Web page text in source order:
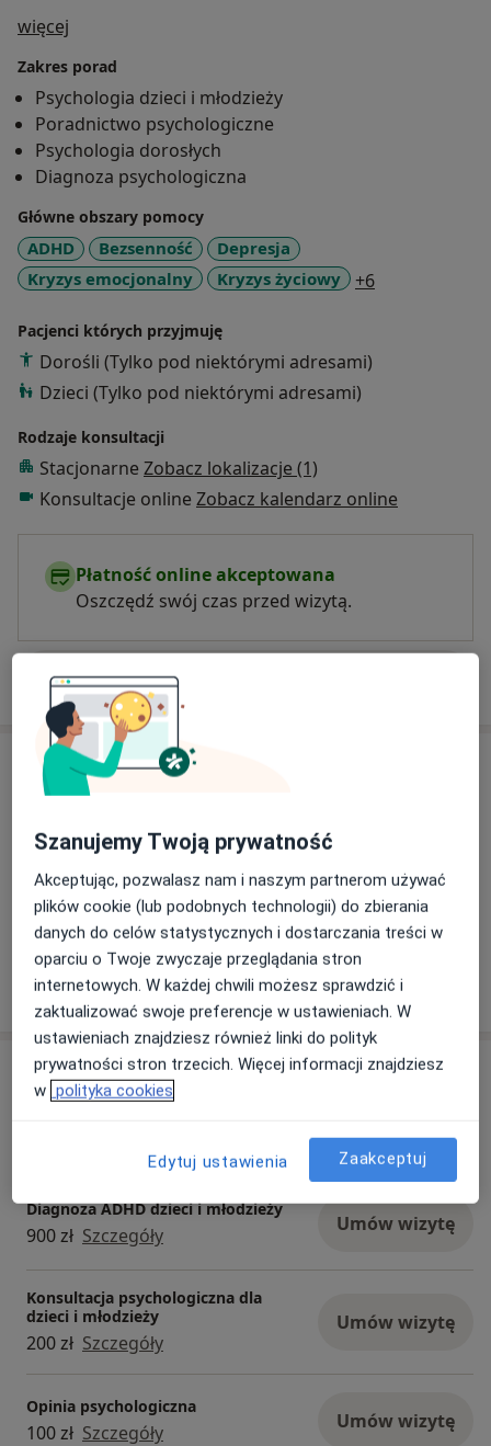
więcej
Zakres porad
Psychologia dzieci i młodzieży
Poradnictwo psychologiczne
Psychologia dorosłych
Diagnoza psychologiczna
Główne obszary pomocy
ADHD Bezsenność
Depresja
Kryzys emocjonalny
Kryzys życiowy +6
Pacjenci których przyjmuję
Dorośli (Tylko pod niektórymi adresami)
Dzieci (Tylko pod niektórymi adresami)
Rodzaje konsultacji
Stacjonarne Zobacz lokalizacje (1)
Konsultacje online Zobacz kalendarz online
Płatność online akceptowana
Oszczędź swój czas przed wizytą.
Aktualności
mgr Marlena Milak-Cisek
Romana Horoszkiewicza 6 (Błękitna Wstęga)
gabinet B110, 45-301 Opole
Na pierwszą wizytę dotyczącą dziecka lub
nastolatka zapraszam wyłącznie
rodziców/opiekunów dziecka.
09/09/2025
Usługi i ceny
Umów wizytę
Diagnoza ADHD dzieci i młodzieży
900 zł Szczegóły Umów wizytę
Konsultacja psychologiczna dla
dzieci i młodzieży
200 zł Szczegóły
Umów wizytę
Opinia psychologiczna
100 zł Szczegóły Umów wizytę
Szanujemy Twoją prywatność
Akceptując, pozwalasz nam i naszym partnerom używać
plików cookie (lub podobnych technologii) do zbierania
danych do celów statystycznych i dostarczania treści w
oparciu o Twoje zwyczaje przeglądania stron
internetowych. W każdej chwili możesz sprawdzić i
zaktualizować swoje preferencje w ustawieniach. W
ustawieniach znajdziesz również linki do polityk
prywatności stron trzecich. Więcej informacji znajdziesz
w polityka cookies
Edytuj ustawienia Zaakceptuj